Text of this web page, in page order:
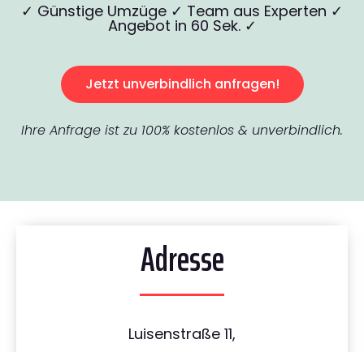
✓ Günstige Umzüge ✓ Team aus Experten ✓
Angebot in 60 Sek. ✓
Jetzt unverbindlich anfragen!
Ihre Anfrage ist zu 100% kostenlos & unverbindlich.
Adresse
Luisenstraße 11,